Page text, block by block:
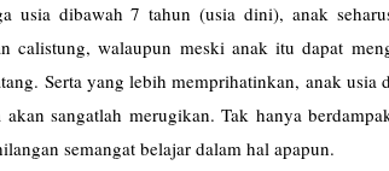
usia dibawah 7 tahun (usia dini), anak
calistung, walaupun meski anak itu dapat
Serta yang lebih memprihatinkan, anak
akan sangatlah merugikan. Tak hanya
semangat belajar dalam hal apapun.